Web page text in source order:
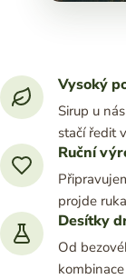
Vysoký
Sirup u
stačí ředit
Ruční
projde
Desítky
Od